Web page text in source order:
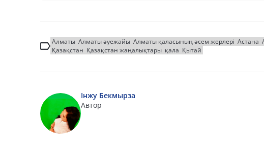
Алматы Алматы әуежайы Алматы қаласының әсем жерлері Астана
Қазақстан Қазақстан жаңалықтары қала Қытай
Інжу Бекмырза
Автор